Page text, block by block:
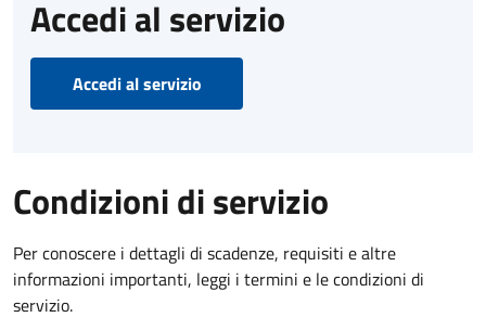
Accedi al servizio
Accedi al servizio
Condizioni di servizio
Per conoscere i dettagli di scadenze, requisiti e altre
informazioni importanti, leggi i termini e le condizioni di
servizio.